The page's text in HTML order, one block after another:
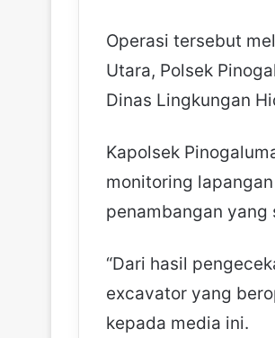
Operasi tersebut
Utara, Polsek
Dinas Lingkungan
Kapolsek
monitoring
penambangan yang
“Dari hasil
excavator yang
kepada media ini.